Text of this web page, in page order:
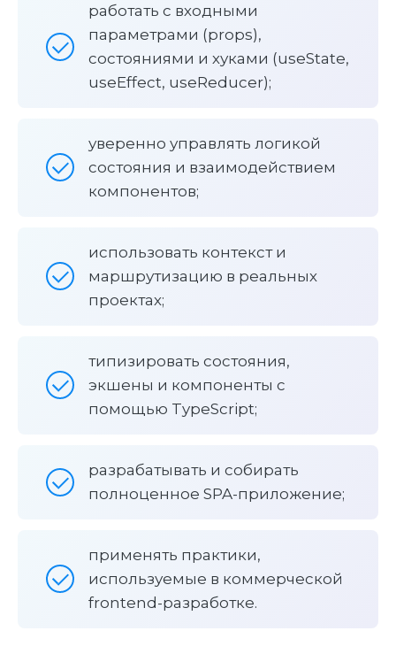
работать с входными
параметрами (props),
состояниями и хуками (useState,
useEffect, useReducer);
уверенно управлять логикой
состояния и взаимодействием
компонентов;
использовать контекст и
маршрутизацию в реальных
проектах;
типизировать состояния,
экшены и компоненты с
помощью TypeScript;
разрабатывать и собирать
полноценное SPA-приложение;
применять практики,
используемые в коммерческой
frontend-разработке.